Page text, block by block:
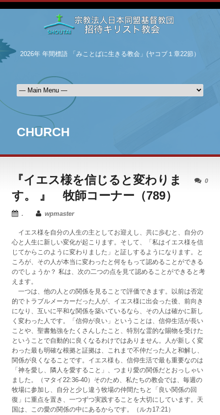
2026年 年間標語 「みことばに生きる教会」(ヤコブ１章22節）
CHURCH
0
『イエス様を信じると変わりま
す。 』 牧師コーナー（789）
. wpmaster
イエス様を自分の人生の主としてお迎えし、共に歩むと、自分の
心と人生に新しい変化が起こります。そして、「私はイエス様を信
じてからこのように変わりました」と証しするようになります。と
ころが、その人が本当に変わったと何をもって認めることができる
のでしょうか？ 私は、次の二つの点を見て認めることができると考
えます。
一つは、他の人との関係を見ることで評価できます。以前は否定
的でトラブルメーカーだった人が、イエス様に出会った後、前向き
になり、互いに平和な関係を築いているなら、その人は確かに新し
く変わった人です。「信仰が良い」ということは、信仰生活が長い
ことや、聖書勉強をたくさんしたこと、特別な霊的な賜物を受けた
ということで自動的に良くなるわけではありません。人が新しく変
わった最も明確な根拠と証拠は、これまで不仲だった人と和解し、
関係が良くなることです。イエス様も、信仰生活で最も重要なのは
「神を愛し、隣人を愛すること」、つまり愛の関係だとおっしゃい
ました。（マタイ22:36-40）そのため、私たちの教会では、毎週の
牧場に参加し、自分と少し違う牧場の仲間たちと「良い関係の回
復」に重点を置き、一つずつ実践することを大切にしています。天
国は、この愛の関係の中にあるからです。（ルカ17:21）